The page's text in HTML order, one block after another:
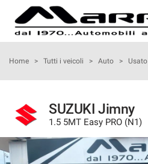
HOME
ACQUISTIAMO USATO
NOLEGGIO
Home > Tutti i veicoli > Auto > Usato
SUZUKI Jimny
1.5 5MT Easy PRO (N1)